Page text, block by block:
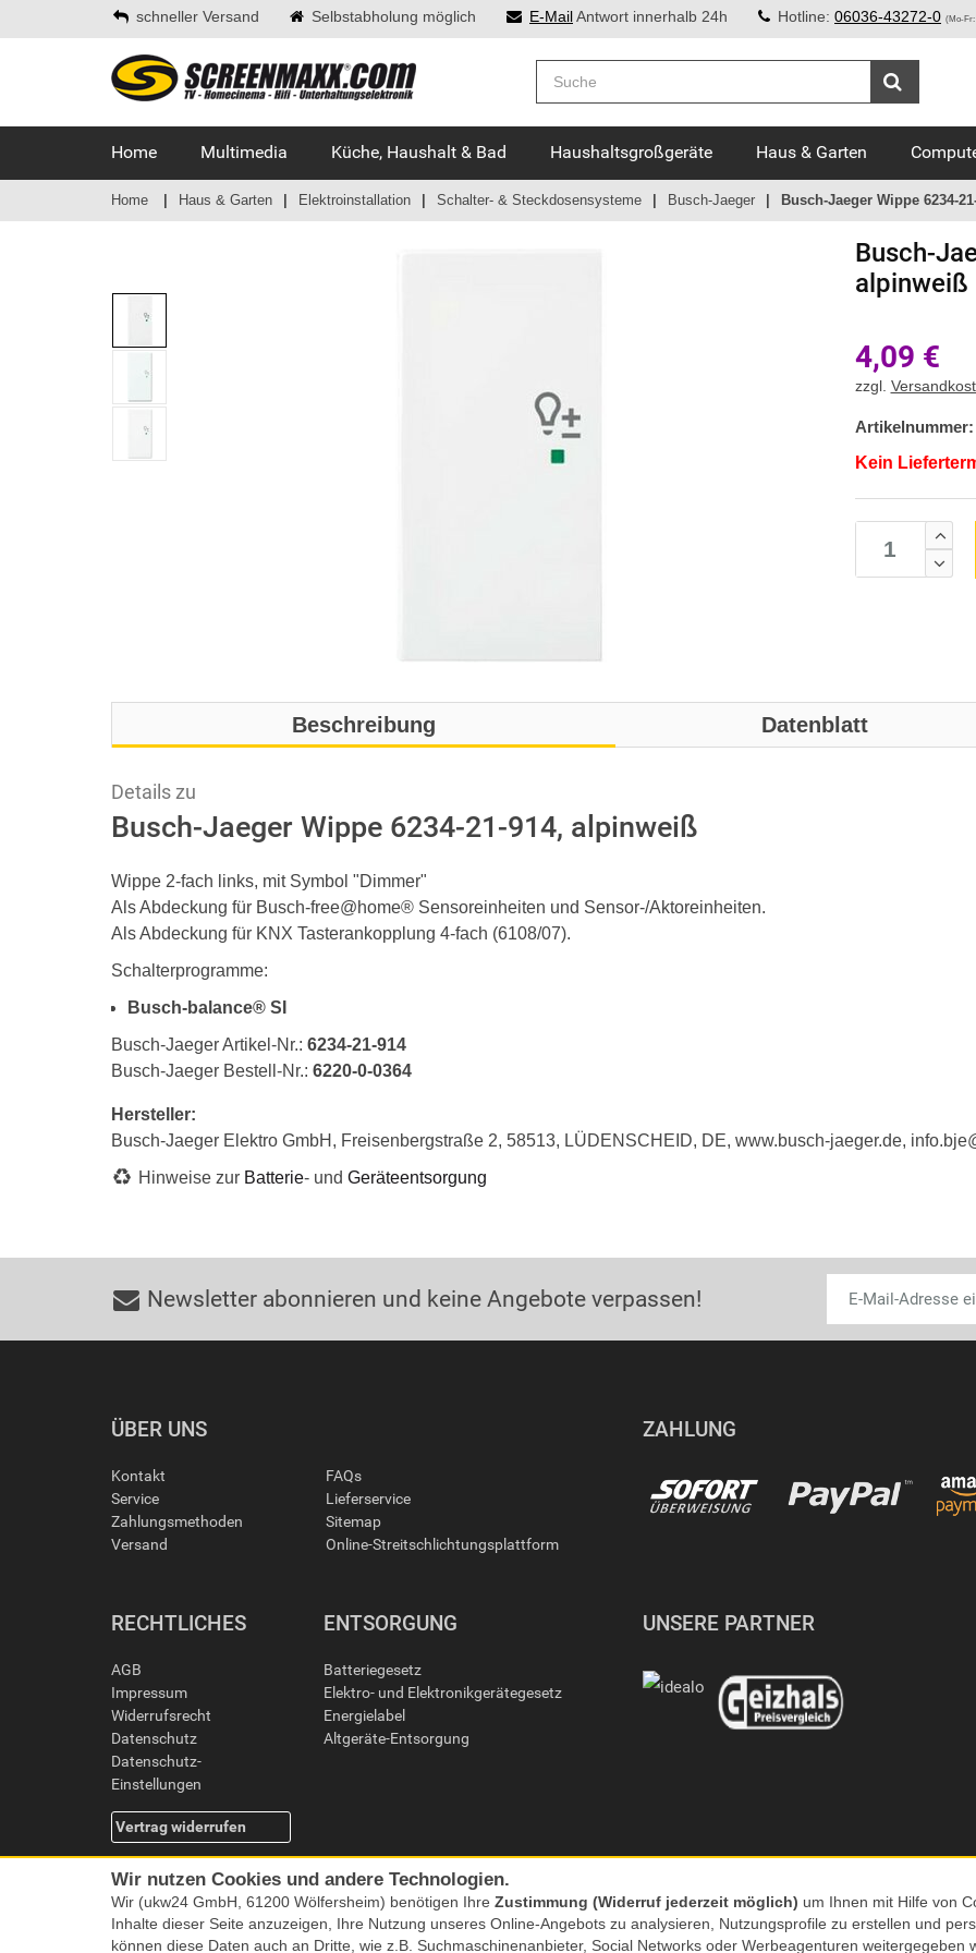
schneller Versand Selbstabholung möglich E-MailAntwort innerhalb 24h Hotline: 06036-43272-0 (Mo-Fr:
Home Multimedia Küche, Haushalt & Bad Haushaltsgroßgeräte Haus & Garten
Home Haus & Garten Elektroinstallation Schalter- & Steckdosensysteme Busch-Jaeger Busch-Jaeger Wippe 6234-
Busch-
alpinweiß
4,09 €
zzgl.
Artikelnummer:
Kein
Beschreibung Datenblatt
Details zu
Busch-Jaeger Wippe 6234-21-914, alpinweiß
Wippe 2-fach links, mit Symbol "Dimmer"
Als Abdeckung für Busch-free@home® Sensoreinheiten und Sensor-/Aktoreinheiten.
Als Abdeckung für KNX Tasterankopplung 4-fach (6108/07).
Schalterprogramme:
Busch-balance® SI
Busch-Jaeger Artikel-Nr.: 6234-21-914
Busch-Jaeger Bestell-Nr.: 6220-0-0364
Hersteller:
Busch-Jaeger Elektro GmbH, Freisenbergstraße 2, 58513, LÜDENSCHEID, DE, www.busch-jaeger.de,
Hinweise zur Batterie- und Geräteentsorgung
Newsletter abonnieren und keine Angebote verpassen!
ÜBER UNS
Kontakt
Service
Zahlungsmethoden
Versand
FAQs
Lieferservice
Sitemap
Online-Streitschlichtungsplattform
ZAHLUNG
RECHTLICHES
AGB
Impressum
Widerrufsrecht
Datenschutz
Datenschutz-
Einstellungen
Vertrag widerrufen
ENTSORGUNG
Batteriegesetz
Elektro- und Elektronikgerätegesetz
Energielabel
Altgeräte-Entsorgung
UNSERE PARTNER
Wir nutzen Cookies und andere Technologien.
Wir (ukw24 GmbH, 61200 Wölfersheim) benötigen Ihre Zustimmung (Widerruf jederzeit möglich) um Ihnen mit Hilfe von
Inhalte dieser Seite anzuzeigen, Ihre Nutzung unseres Online-Angebots zu analysieren, Nutzungsprofile zu erstellen und
können diese Daten auch an Dritte, wie z.B. Suchmaschinenanbieter, Social Networks oder Werbeagenturen